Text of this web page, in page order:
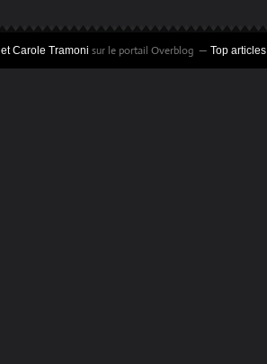
Carole Tramoni sur le portail Overblog Top articles